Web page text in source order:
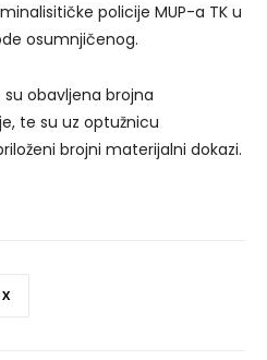
policije MUP-a TK u
osumnjičenog.
obavljena brojna
te su uz optužnicu
brojni materijalni dokazi.
X